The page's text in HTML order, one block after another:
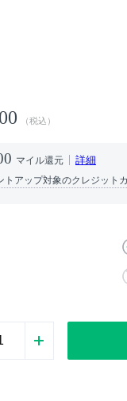
（税込）
マイル還元 詳細
トアップ対象のクレジット